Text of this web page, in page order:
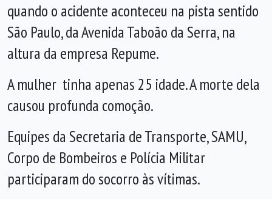
quando o acidente aconteceu na pista sentido
São Paulo, da Avenida Taboão da Serra, na
altura da empresa Repume.
A mulher tinha apenas 25 idade. A morte dela
causou profunda comoção.
Equipes da Secretaria de Transporte, SAMU,
Corpo de Bombeiros e Polícia Militar
participaram do socorro às vítimas.